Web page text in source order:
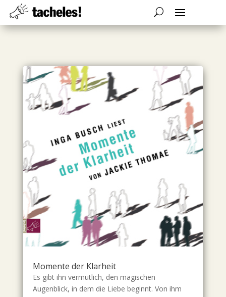
Momente der Klarheit
Es gibt ihn vermutlich, den magischen
Augenblick, in dem die Liebe beginnt. Von ihm